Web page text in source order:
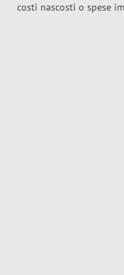
costi nascosti o spese